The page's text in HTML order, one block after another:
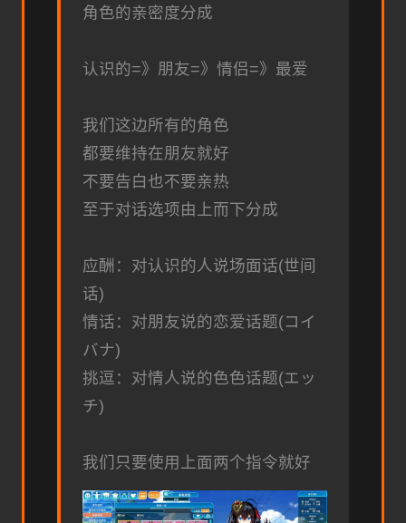
角色的亲密度分成
认识的=》朋友=》情侣=》最爱
我们这边所有的角色
都要维持在朋友就好
不要告白也不要亲热
至于对话选项由上而下分成
应酬：对认识的人说场面话(世间
话)
情话：对朋友说的恋爱话题(コイ
バナ)
挑逗：对情人说的色色话题(エッ
チ)
我们只要使用上面两个指令就好